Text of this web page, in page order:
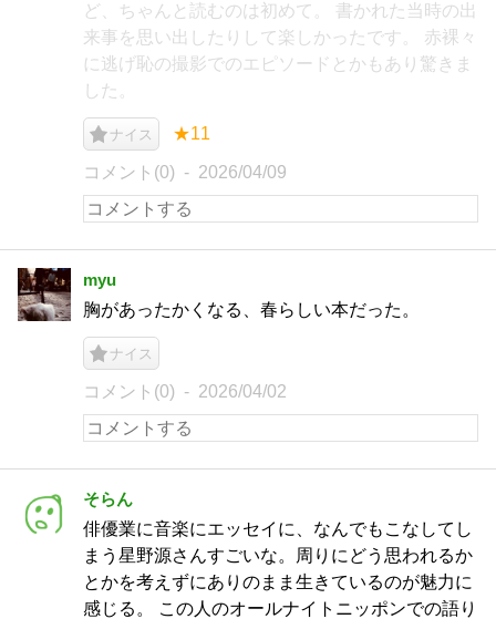
ど、ちゃんと読むのは初めて。 書かれた当時の出
来事を思い出したりして楽しかったです。 赤裸々
に逃げ恥の撮影でのエピソードとかもあり驚きま
した。
ナイス ★11
コメント(0) 2026/04/09
myu
胸があったかくなる、春らしい本だった。
ナイス
コメント(0) 2026/04/02
そらん
俳優業に音楽にエッセイに、なんでもこなしてし
まう星野源さんすごいな。周りにどう思われるか
とかを考えずにありのまま生きているのが魅力に
感じる。 この人のオールナイトニッポンでの語り